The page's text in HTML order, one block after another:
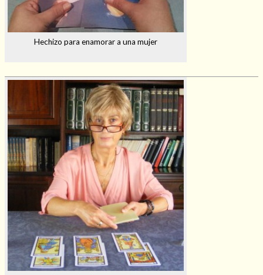
Hechizo para enamorar a una mujer